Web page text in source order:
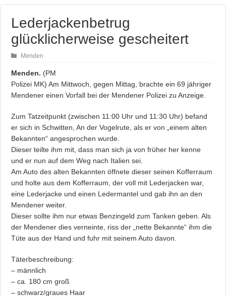
Lederjackenbetrug
glücklicherweise gescheitert
Menden
Menden. (PM
Polizei MK) Am Mittwoch, gegen Mittag, brachte ein 69 jähriger
Mendener einen Vorfall bei der Mendener Polizei zu Anzeige.
Zum Tatzeitpunkt (zwischen 11:00 Uhr und 11:30 Uhr) befand
er sich in Schwitten, An der Vogelrute, als er von „einem alten
Bekannten“ angesprochen wurde.
Dieser teilte ihm mit, dass man sich ja von früher her kenne
und er nun auf dem Weg nach Italien sei.
Am Auto des alten Bekannten öffnete dieser seinen Kofferraum
und holte aus dem Kofferraum, der voll mit Lederjacken war,
eine Lederjacke und einen Ledermantel und gab ihn an den
Mendener weiter.
Dieser sollte ihm nur etwas Benzingeld zum Tanken geben. Als
der Mendener dies verneinte, riss der „nette Bekannte“ ihm die
Tüte aus der Hand und fuhr mit seinem Auto davon.
Täterbeschreibung:
– männlich
– ca. 180 cm groß
– schwarz/graues Haar